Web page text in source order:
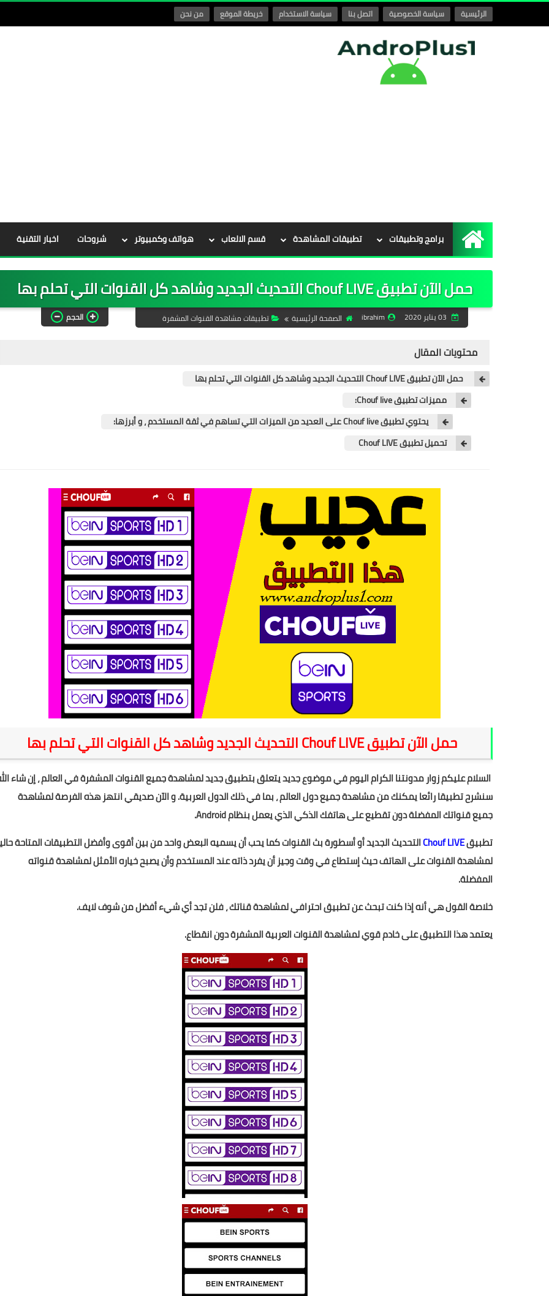
الرئيسية سياسة الخصوصية اتصل بنا سياسة الاستخدام خريطة الموقع من نحن
الرئيسية
برامج وتطبيقات تطبيقات المشاهدة قسم الالعاب هواتف وكمبيوتر شروحات اخبار التقنية
حمل الآن تطبيق Chouf LIVE التحديث الجديد وشاهد كل القنوات التي تحلم بها
ibrahim الصفحة الرئيسية تطبيقات مشاهدة القنوات المشفرة الحجم
محتويات المقال
حمل الآن تطبيق Chouf LIVE التحديث الجديد وشاهد كل القنوات التي تحلم بها
مميزات تطبيق Chouf live:
يحتوي تطبيق Chouf live على العديد من الميزات التي تساهم في ثقة المستخدم ، و أبرزها:
تحميل تطبيق Chouf LIVE
حمل الآن تطبيق Chouf LIVE التحديث الجديد وشاهد كل القنوات التي تحلم بها
السلام عليكم زوار مدونتنا الكرام اليوم في موضوع جديد يتعلق بتطبيق جديد لمشاهدة جميع القنوات المشفرة في العالم ، إن شاء
سنشرح تطبيقا رائعا يمكنك من مشاهدة جميع دول العالم ، بما في ذلك الدول العربية. و الآن صديقي انتهز هذه الفرصة لمشاهدة
جميع قنواتك المفضلة دون تقطيع على هاتفك الذكي الذي يعمل بنظام Android.
تطبيقChouf LIVEالتحديث الجديد أو أسطورة بث القنوات كما يحب أن يسميه البعض واحد من بين أقوى وأفضل التطبيقات المتاحة
لمشاهدة القنوات على الهاتف حيث إستطاع في وقت وجيز أن يفرد ذاته عند المستخدم وأن يصبح خياره الأمثل لمشاهدة قنواته
المفضلة.
خلاصة القول هي أنه إذا كنت تبحث عن تطبيق احترافي لمشاهدة قناتك ، فلن تجد أي شيء أفضل من شوف لايف.
يعتمد هذا التطبيق على خادم قوي لمشاهدة القنوات العربية المشفرة دون انقطاع.